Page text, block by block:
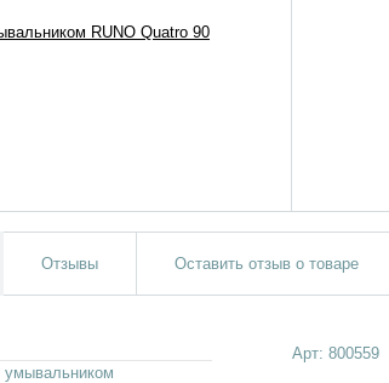
Отзывы Оставить отзыв о товаре
умывальником
Арт: 800559